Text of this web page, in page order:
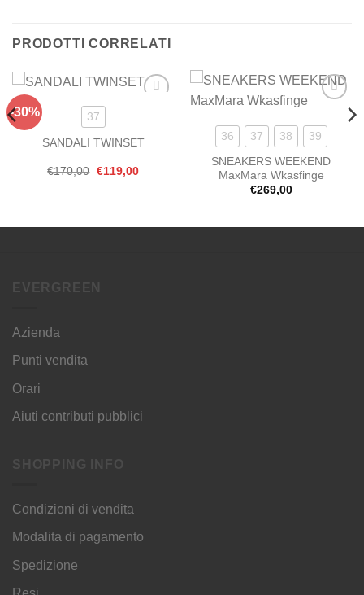
PRODOTTI CORRELATI
-30%
desideri
37
SANDALI TWINSET
€170,00 Il
prezzo
€119,00Il
dei
desideri
36 37 38 39
SNEAKERS WEEKEND
MaxMara Wkasfinge
€269,00
EVERGREEN
Azienda
Punti vendita
Orari
Aiuti contributi pubblici
SHOPPING INFO
Condizioni di vendita
Modalita di pagamento
Spedizione